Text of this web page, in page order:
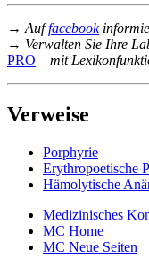
→ Auffacebook
→ Verwalten Sie Ihre
PRO – mit
Verweise
Porphyrie
Erythropoetische
Hämolytische
Medizinisches
MC Home
MC Neue Seiten